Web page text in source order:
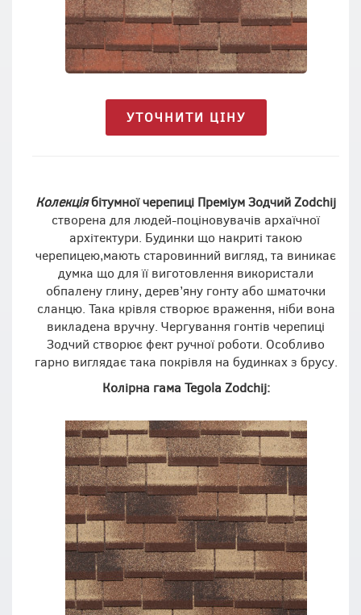
УТОЧНИТИ ЦІНУ
Колекціябітумної черепиці Преміум Зодчий Zodchij
створена для людей-поціновувачів архаїчної
архітектури. Будинки що накриті такою
черепицею,мають старовинний вигляд, та виникає
думка що для її виготовлення використали
обпалену глину, дерев’яну гонту або шматочки
сланцю. Така крівля створює враження, ніби вона
викладена вручну. Чергування гонтів черепиці
Зодчий створює фект ручної роботи. Особливо
гарно виглядає така покрівля на будинках з брусу.
Колірна гама Tegola Zodchij: